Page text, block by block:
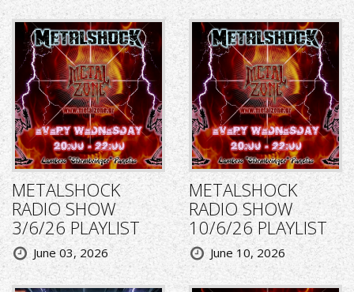
METALSHOCK
RADIO SHOW
3/6/26 PLAYLIST
June 03, 2026
METALSHOCK
RADIO SHOW
10/6/26 PLAYLIST
June 10, 2026